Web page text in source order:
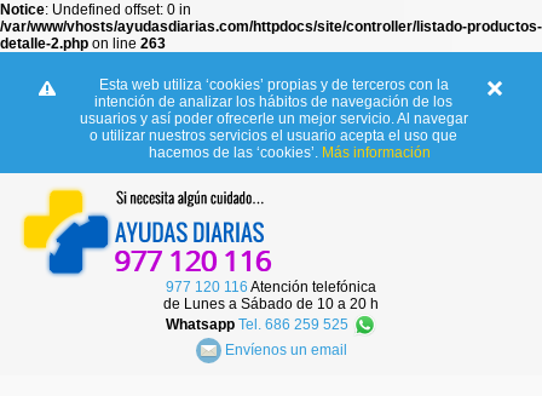
Notice: Undefined offset: 0 in
/var/www/vhosts/ayudasdiarias.com/httpdocs/site/controller/listado-productos-
detalle-2.php on line 263
Esta web utiliza ‘cookies’ propias y de terceros con la
intención de analizar los hábitos de navegación de los
usuarios y así poder ofrecerle un mejor servicio. Al navegar
o utilizar nuestros servicios el usuario acepta el uso que
hacemos de las ‘cookies’. Más información
977 120 116 Atención telefónica
de Lunes a Sábado de 10 a 20 h
Whatsapp Tel. 686 259 525
Envíenos un email